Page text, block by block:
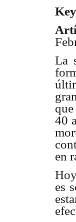
La
40
en
es